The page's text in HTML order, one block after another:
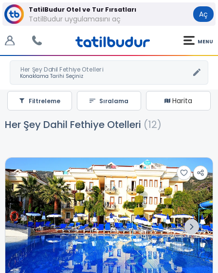
TatilBudur Otel ve Tur Fırsatları
TatilBudur uygulamasını aç Aç
MENU
Her Şey Dahil Fethiye Otelleri
Harita
Sıralama
Filtreleme
Her Şey Dahil Fethiye Otelleri (12)